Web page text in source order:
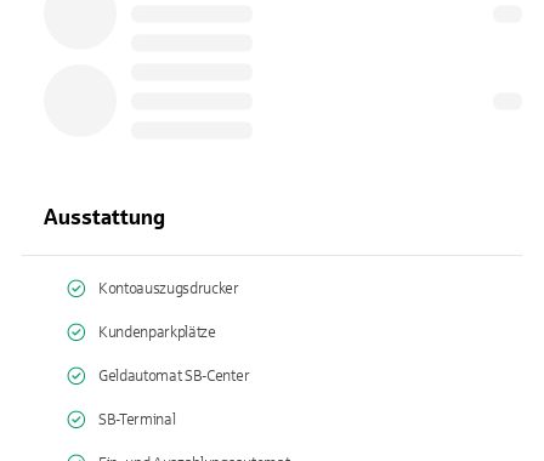
Ausstattung
Kontoauszugsdrucker
Kundenparkplätze
Geldautomat SB-Center
SB-Terminal